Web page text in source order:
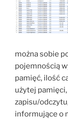
można sobie
pojemnością
pamięć, ilość
użytej
zapisu/
informujące o